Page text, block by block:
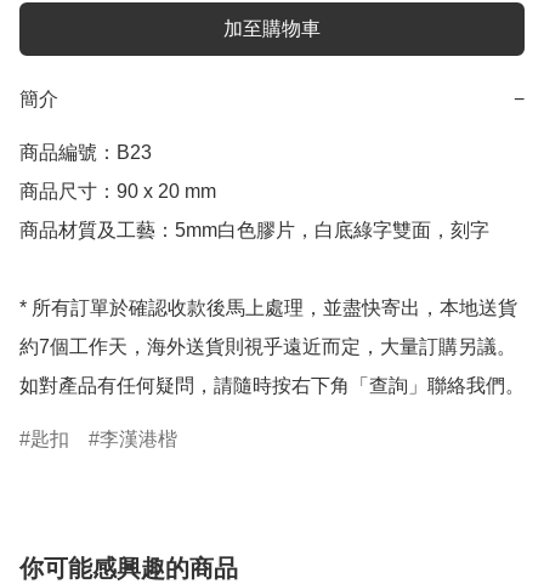
加至購物車
簡介 −
商品編號：B23
商品尺寸：90 x 20 mm
商品材質及工藝：5mm白色膠片，白底綠字雙面，刻字
* 所有訂單於確認收款後馬上處理，並盡快寄出，本地送貨
約7個工作天，海外送貨則視乎遠近而定，大量訂購另議。
如對產品有任何疑問，請隨時按右下角「查詢」聯絡我們。
匙扣 李漢港楷
你可能感興趣的商品